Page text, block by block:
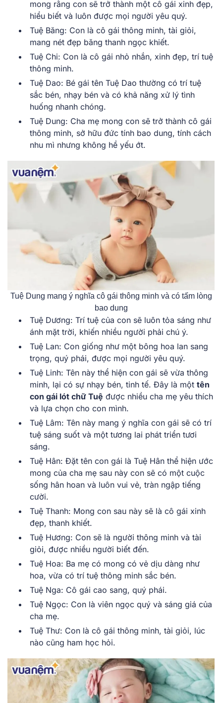
mong rằng con sẽ trở thành một cô gái xinh đẹp,
hiểu biết và luôn được mọi người yêu quý.
Tuệ Băng: Con là cô gái thông minh, tài giỏi,
mang nét đẹp băng thanh ngọc khiết.
Tuệ Chi: Con là cô gái nhỏ nhắn, xinh đẹp, trí tuệ
thông minh.
Tuệ Dao: Bé gái tên Tuệ Dao thường có trí tuệ
sắc bén, nhạy bén và có khả năng xử lý tình
huống nhanh chóng.
Tuệ Dung: Cha mẹ mong con sẽ trở thành cô gái
thông minh, sở hữu đức tính bao dung, tính cách
nhu mì nhưng không hề yếu ớt.
Tuệ Dung mang ý nghĩa cô gái thông minh và có tấm lòng
bao dung
Tuệ Dương: Trí tuệ của con sẽ luôn tỏa sáng như
ánh mặt trời, khiến nhiều người phải chú ý.
Tuệ Lan: Con giống như một bông hoa lan sang
trọng, quý phái, được mọi người yêu quý.
Tuệ Linh: Tên này thể hiện con gái sẽ vừa thông
minh, lại có sự nhạy bén, tinh tế. Đây là một tên
con gái lót chữ Tuệ được nhiều cha mẹ yêu thích
và lựa chọn cho con mình.
Tuệ Lâm: Tên này mang ý nghĩa con gái sẽ có trí
tuệ sáng suốt và một tương lai phát triển tươi
sáng.
Tuệ Hân: Đặt tên con gái là Tuệ Hân thể hiện ước
mong của cha mẹ sau này con sẽ có một cuộc
sống hân hoan và luôn vui vẻ, tràn ngập tiếng
cười.
Tuệ Thanh: Mong con sau này sẽ là cô gái xinh
đẹp, thanh khiết.
Tuệ Hương: Con sẽ là người thông minh và tài
giỏi, được nhiều người biết đến.
Tuệ Hoa: Ba mẹ có mong có vẻ dịu dàng như
hoa, vừa có trí tuệ thông minh sắc bén.
Tuệ Nga: Cô gái cao sang, quý phái.
Tuệ Ngọc: Con là viên ngọc quý và sáng giá của
cha mẹ.
Tuệ Thư: Con là cô gái thông minh, tài giỏi, lúc
nào cũng ham học hỏi.